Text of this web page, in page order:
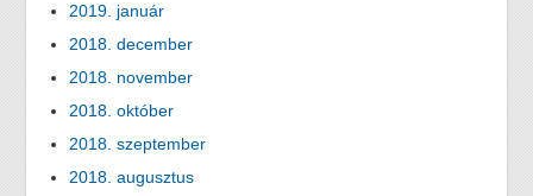
2019. január
2018. december
2018. november
2018. október
2018. szeptember
2018. augusztus